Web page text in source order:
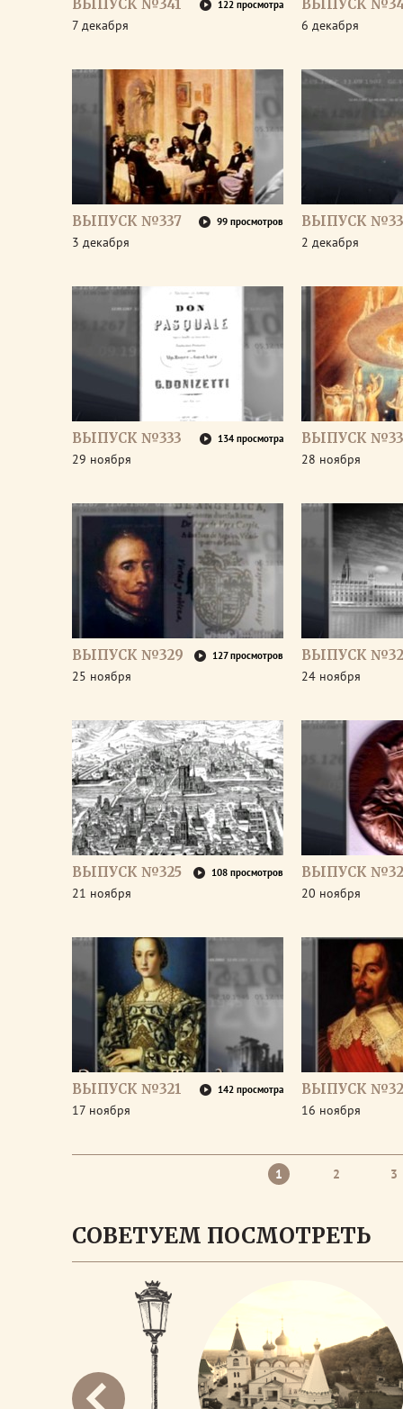
ВЫПУСК №341 122 просмотра
7 декабря
ВЫПУСК
6 декабря
ВЫПУСК №337 99 просмотров
3 декабря
ВЫПУСК
2 декабря
ВЫПУСК №333 134 просмотра
29 ноября
ВЫПУСК
28 ноября
ВЫПУСК №329 127 просмотров
25 ноября
ВЫПУСК
24 ноября
ВЫПУСК №325 108 просмотров
21 ноября
ВЫПУСК
20 ноября
ВЫПУСК №321 142 просмотра
17 ноября
ВЫПУСК
16 ноября
1 2 3
СОВЕТУЕМ ПОСМОТРЕТЬ